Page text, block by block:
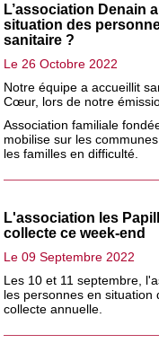
L’association Denain
situation des
sanitaire ?
Le 26 Octobre 2022
Notre équipe a accueillit
Cœur, lors de notre
Association familiale
mobilise sur les
les familles en difficulté.
L'association les
collecte ce week-end
Le 09 Septembre 2022
Les 10 et 11 septembre,
les personnes en situation
collecte annuelle.